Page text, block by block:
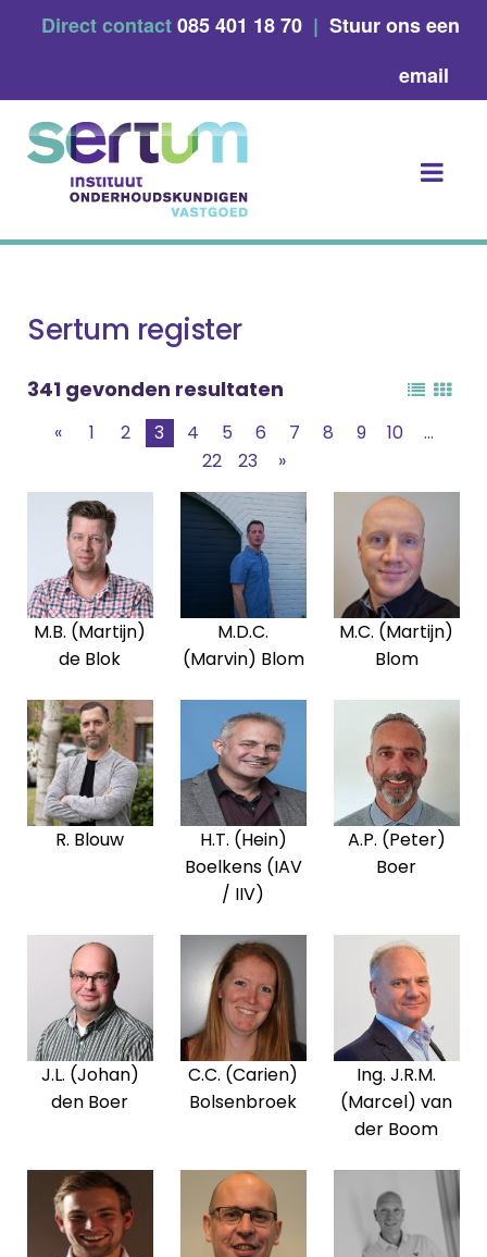
Direct contact085 401 18 70 | Stuur ons een
email
Sertum register
341 gevonden resultaten
« 1 2 3 4 5 6 7 8 9 10
...
22
23 »
M.B. (Martijn)
de Blok
M.D.C.
(Marvin) Blom
M.C. (Martijn)
Blom
R. Blouw
H.T. (Hein)
Boelkens (IAV
/ IIV)
A.P. (Peter)
Boer
J.L. (Johan)
den Boer
C.C. (Carien)
Bolsenbroek
Ing. J.R.M.
(Marcel) van
der Boom